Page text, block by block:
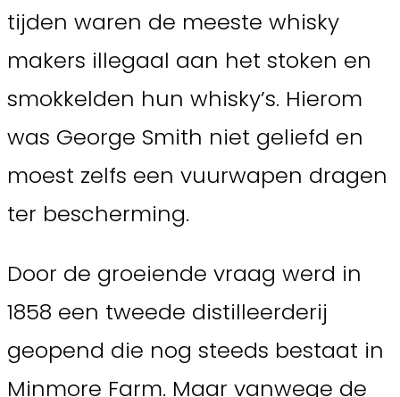
tijden waren de meeste whisky
makers illegaal aan het stoken en
smokkelden hun whisky’s. Hierom
was George Smith niet geliefd en
moest zelfs een vuurwapen dragen
ter bescherming.
Door de groeiende vraag werd in
1858 een tweede distilleerderij
geopend die nog steeds bestaat in
Minmore Farm. Maar vanwege de